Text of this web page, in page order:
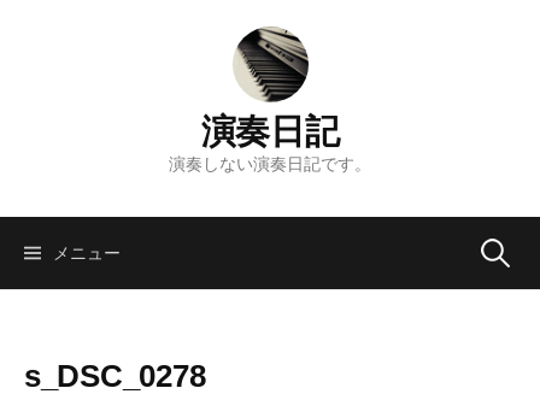
キ
プ
演奏日記
演奏しない演奏日記です。
メニュー 検
s_DSC_0278